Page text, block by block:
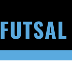
FUTSAL